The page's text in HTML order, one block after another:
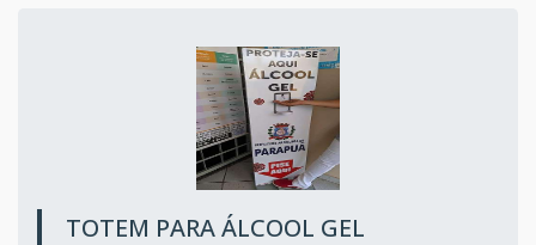
TOTEM PARA ÁLCOOL GEL